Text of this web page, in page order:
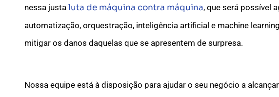
nessa justa luta de máquina contra máquina, que será possível
automatização, orquestração, inteligência artificial e machine
mitigar os danos daquelas que se apresentem de surpresa.
Nossa equipe está à disposição para ajudar o seu negócio a